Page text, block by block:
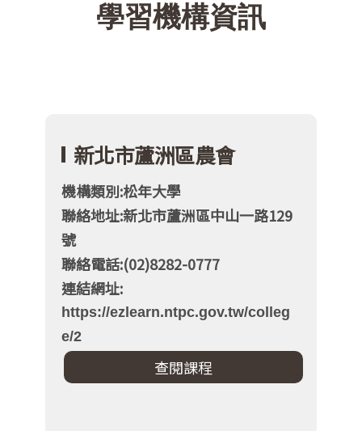
學習機構資訊
新北市蘆洲區農會
機構類別:松年大學
聯絡地址:新北市蘆洲區中山一路129
號
聯絡電話:(02)8282-0777
連結網址:
https://ezlearn.ntpc.gov.tw/colleg
e/2